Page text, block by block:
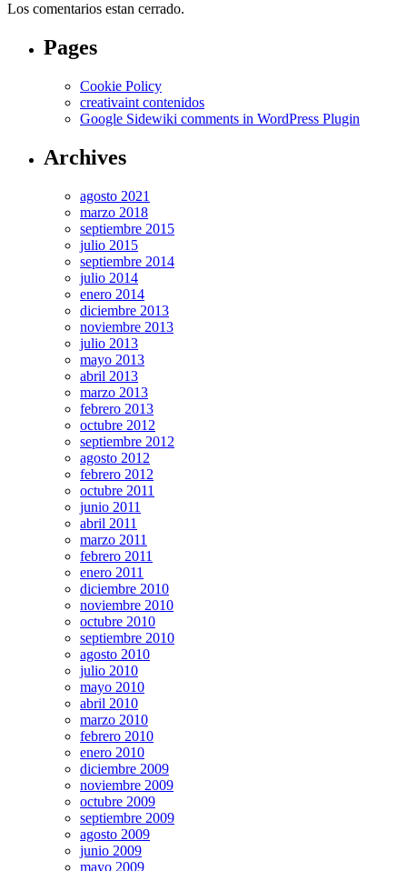
Los comentarios estan cerrado.
Pages
Cookie Policy
creativaint contenidos
Google Sidewiki comments in WordPress Plugin
Archives
agosto 2021
marzo 2018
septiembre 2015
julio 2015
septiembre 2014
julio 2014
enero 2014
diciembre 2013
noviembre 2013
julio 2013
mayo 2013
abril 2013
marzo 2013
febrero 2013
octubre 2012
septiembre 2012
agosto 2012
febrero 2012
octubre 2011
junio 2011
abril 2011
marzo 2011
febrero 2011
enero 2011
diciembre 2010
noviembre 2010
octubre 2010
septiembre 2010
agosto 2010
julio 2010
mayo 2010
abril 2010
marzo 2010
febrero 2010
enero 2010
diciembre 2009
noviembre 2009
octubre 2009
septiembre 2009
agosto 2009
junio 2009
mayo 2009